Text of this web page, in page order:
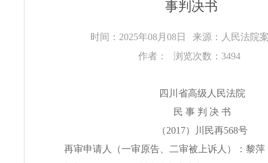
事判决书
时间：2025年08月08日
来源：人民法院
作者：
浏览次数：3494
四川省高级人民法院
民 事 判 决 书
（2017）川民再568号
再审申请人（一审原告、二审被上诉人）：黎萍